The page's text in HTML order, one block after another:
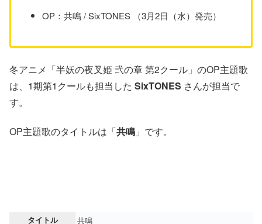
OP：共鳴 / SixTONES （3月2日（水）発売）
冬アニメ「半妖の夜叉姫 弐の章 第2クール」のOP主題歌
は、1期第1クールも担当した SixTONES さんが担当で
す。
OP主題歌のタイトルは「共鳴 」です。
タイトル 共鳴